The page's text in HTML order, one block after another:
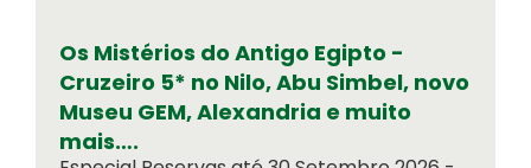
Os Mistérios do Antigo Egipto -
Cruzeiro 5* no Nilo, Abu Simbel, novo
Museu GEM, Alexandria e muito
mais….